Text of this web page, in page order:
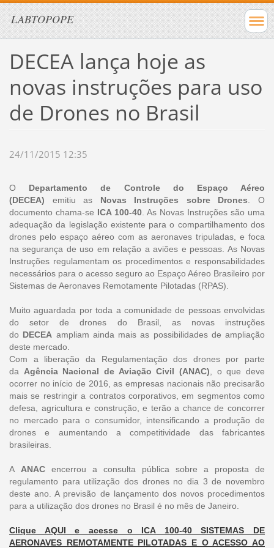
LABTOPOPE
DECEA lança hoje as
novas instruções para uso
de Drones no Brasil
24/11/2015 12:35
O Departamento de Controle do Espaço Aéreo
(DECEA) emitiu as Novas Instruções sobre Drones . O
documento chama-se ICA 100-40 . As Novas Instruções são uma
adequação da legislação existente para o compartilhamento dos
drones pelo espaço aéreo com as aeronaves tripuladas, e foca
na segurança de uso em relação a aviões e pessoas. As Novas
Instruções regulamentam os procedimentos e responsabilidades
necessários para o acesso seguro ao Espaço Aéreo Brasileiro por
Sistemas de Aeronaves Remotamente Pilotadas (RPAS).
Muito aguardada por toda a comunidade de pessoas envolvidas
do setor de drones do Brasil, as novas instruções
do DECEA ampliam ainda mais as possibilidades de ampliação
deste mercado.
Com a liberação da Regulamentação dos drones por parte
da Agência Nacional de Aviação Civil (ANAC) , o que deve
ocorrer no início de 2016, as empresas nacionais não precisarão
mais se restringir a contratos corporativos, em segmentos como
defesa, agricultura e construção, e terão a chance de concorrer
no mercado para o consumidor, intensificando a produção de
drones e aumentando a competitividade das fabricantes
brasileiras.
A ANAC encerrou a consulta pública sobre a proposta de
regulamento para utilização dos drones no dia 3 de novembro
deste ano. A previsão de lançamento dos novos procedimentos
para a utilização dos drones no Brasil é no mês de Janeiro.
Clique AQUI e acesse o ICA 100-40 SISTEMAS DE
AERONAVES REMOTAMENTE PILOTADAS E O ACESSO AO